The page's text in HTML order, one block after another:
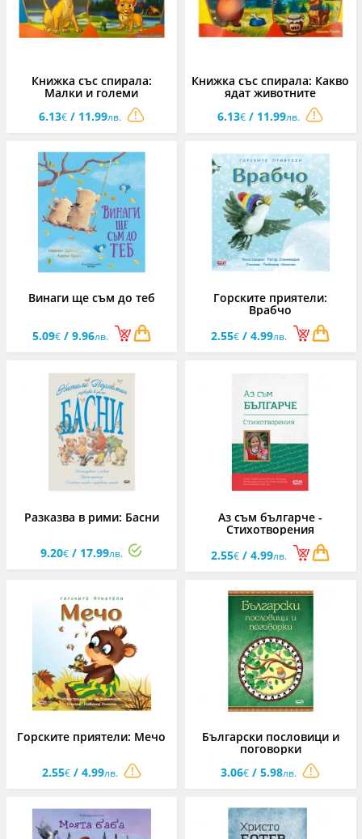
Книжка със спирала:
Малки и големи
6.13€/ 11.99лв.
Книжка със спирала: Какво
ядат животните
6.13€ / 11.99лв.
Винаги ще съм до теб
5.09€/ 9.96лв.
Горските приятели:
Врабчо
2.55€ / 4.99лв.
Разказва в рими: Басни
9.20€ / 17.99лв.
Аз съм българче -
Стихотворения
2.55€ / 4.99лв.
Горските приятели: Мечо
2.55€/ 4.99лв.
Български пословици и
поговорки
3.06€ / 5.98лв.